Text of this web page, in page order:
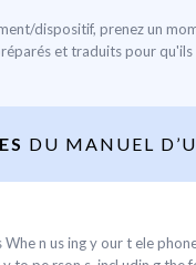
dispositif, prenez un
et traduits pour
DU MANUEL
n us ing y our t ele